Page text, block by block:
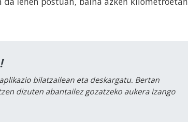
bilatzailean eta deskargatu. Bertan
dizuten abantailez gozatzeko aukera izango